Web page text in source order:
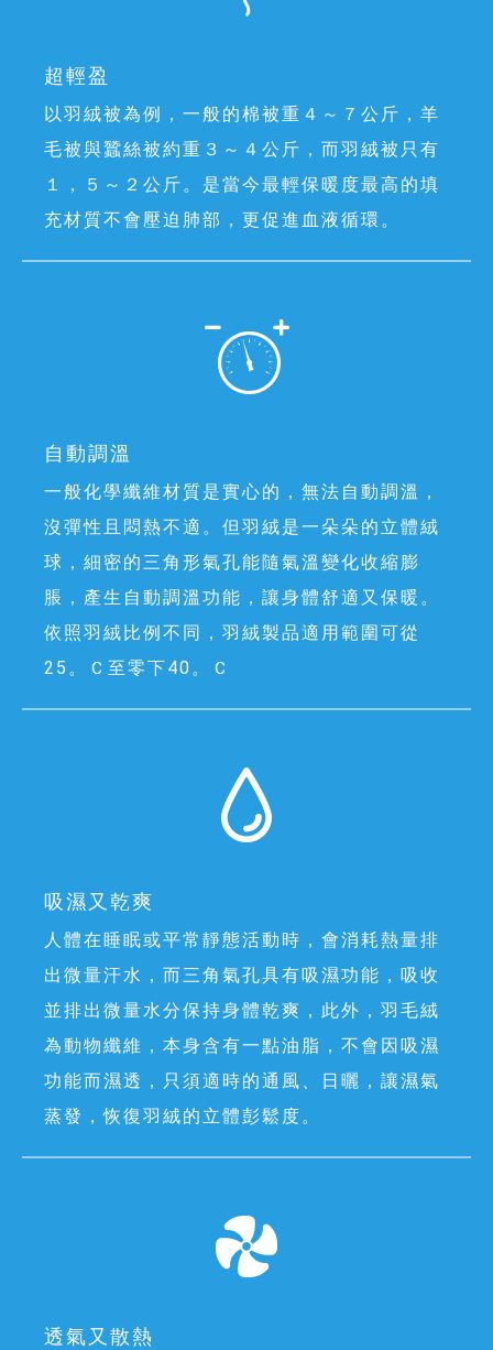
超輕盈
以羽絨被為例，一般的棉被重４～７公斤，羊
毛被與蠶絲被約重３～４公斤，而羽絨被只有
１，５～２公斤。是當今最輕保暖度最高的填
充材質不會壓迫肺部，更促進血液循環。
自動調溫
一般化學纖維材質是實心的，無法自動調溫，
沒彈性且悶熱不適。但羽絨是一朵朵的立體絨
球，細密的三角形氣孔能隨氣溫變化收縮膨
脹，產生自動調溫功能，讓身體舒適又保暖。
依照羽絨比例不同，羽絨製品適用範圍可從
25。Ｃ至零下40。Ｃ
吸濕又乾爽
人體在睡眠或平常靜態活動時，會消耗熱量排
出微量汗水，而三角氣孔具有吸濕功能，吸收
並排出微量水分保持身體乾爽，此外，羽毛絨
為動物纖維，本身含有一點油脂，不會因吸濕
功能而濕透，只須適時的通風、日曬，讓濕氣
蒸發，恢復羽絨的立體彭鬆度。
透氣又散熱